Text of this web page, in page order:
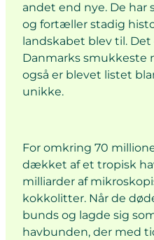
andet end nye. De har
og fortæller stadig
landskabet blev til.
Danmarks smukkeste
også er blevet listet
unikke.
For omkring 70
dækket af et tropisk
milliarder af
kokkolitter. Når de
bunds og lagde sig
havbunden, der med